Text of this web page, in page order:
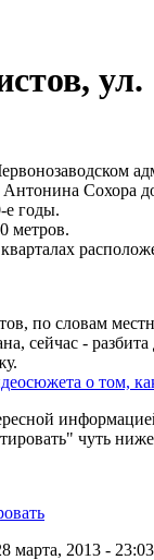
ул.
Антонина Сохора
е годы.
метров.
по словам
сейчас -
о том,
чуть
марта, 2013 -